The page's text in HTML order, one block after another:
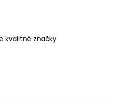
kvalitné značky